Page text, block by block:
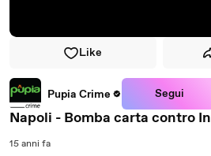
Like
Pupia Crime Segui
Napoli - Bomba carta contro
15 anni fa